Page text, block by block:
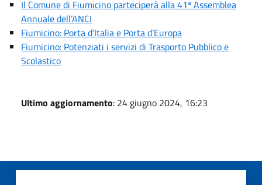
Il Comune di Fiumicino parteciperà alla 41ª Assemblea
Annuale dell’ANCI
Fiumicino: Porta d’Italia e Porta d’Europa
Fiumicino: Potenziati i servizi di Trasporto Pubblico e
Scolastico
Ultimo aggiornamento: 24 giugno 2024, 16:23